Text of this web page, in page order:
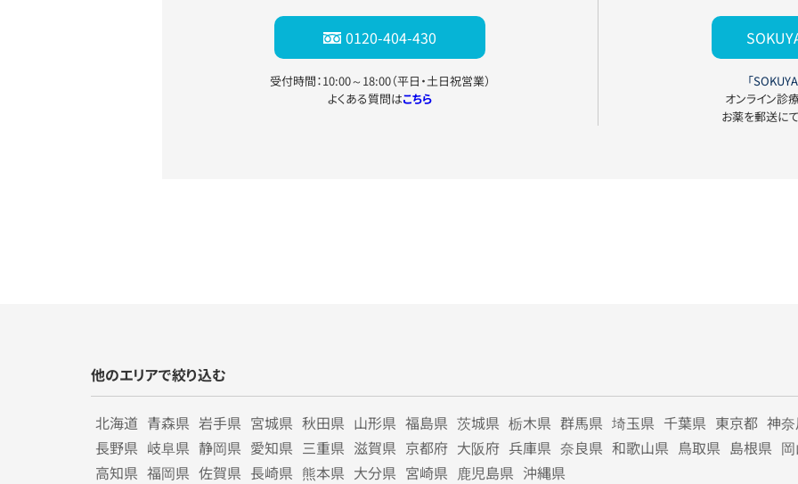
0120-404-430
受付時間：10:00～18:00（平日・土日祝営業）
よくある質問はこちら
「
オンライン診
お薬を郵送に
他のエリアで絞り込む
北海道 青森県 岩手県 宮城県 秋田県 山形県 福島県 茨城県 栃木県 群馬県 埼玉県 千葉県 東京都 神
長野県 岐阜県 静岡県 愛知県 三重県 滋賀県 京都府 大阪府 兵庫県 奈良県 和歌山県 鳥取県 島根県
高知県 福岡県 佐賀県 長崎県 熊本県 大分県 宮崎県 鹿児島県 沖縄県